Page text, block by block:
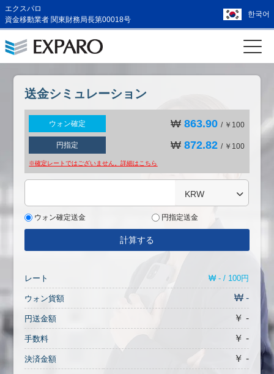
エクスパロ
資金移動業者 関東財務局長第00018号
한국어
送金シミュレーション
ウォン確定 ₩863.90 / ￥100
円指定 ₩872.82 / ￥100
※確定レートではございません。詳細は こちら
KRW
ウォン確定送金 円指定送金
計算する
レート ₩ - / 100円
ウォン貨額 ₩ -
円送金額 ￥ -
手数料 ￥ -
決済金額 ￥ -